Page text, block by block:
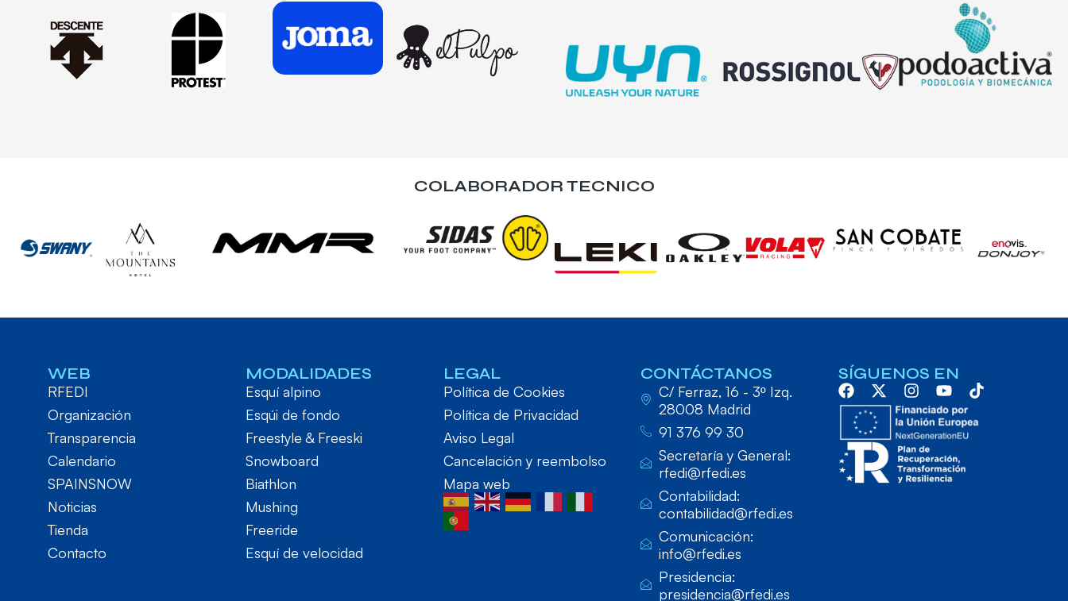
COLABORADOR TECNICO
WEB
RFEDI
Organización
Transparencia
Calendario
SPAINSNOW
Noticias
Tienda
Contacto
MODALIDADES
Esquí alpino
Esqúi de fondo
Freestyle & Freeski
Snowboard
Biathlon
Mushing
Freeride
Esquí de velocidad
LEGAL
Política de Cookies
Política de Privacidad
Aviso Legal
Cancelación y reembolso
Mapa web
CONTÁCTANOS
C/ Ferraz, 16 - 3º Izq.
28008 Madrid
91 376 99 30
Secretaría y General:
rfedi@rfedi.es
Contabilidad:
contabilidad@rfedi.es
Comunicación:
info@rfedi.es
Presidencia:
presidencia@rfedi.es
SÍGUENOS EN